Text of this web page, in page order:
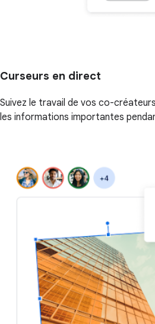
Curseurs en direct
Suivez le travail de vos co-
les informations importantes